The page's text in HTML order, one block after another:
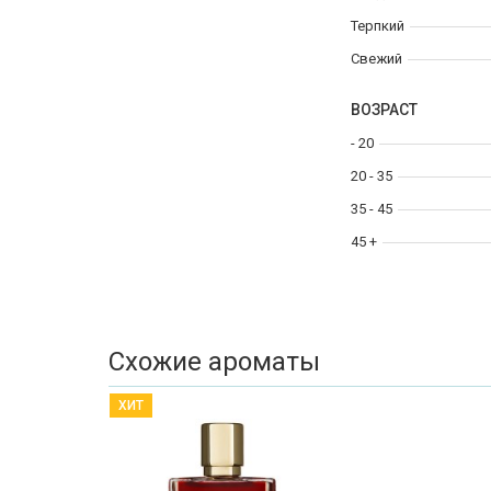
Терпкий
Свежий
ВОЗРАСТ
- 20
20 - 35
35 - 45
45 +
Схожие ароматы
ХИТ